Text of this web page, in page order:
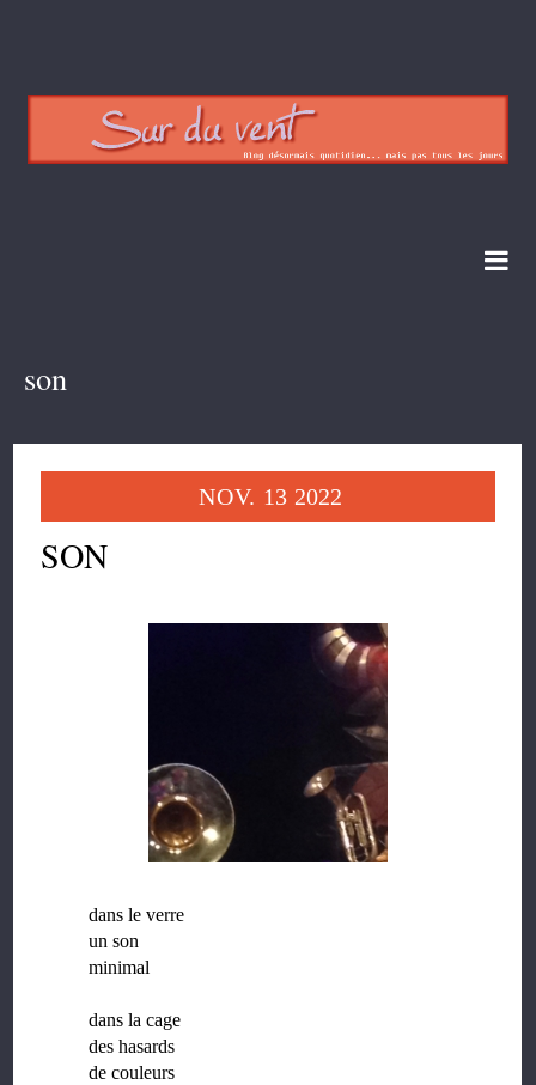
son
NOV. 13 2022
SON
dans le verre
un son
minimal
dans la cage
des hasards
de couleurs